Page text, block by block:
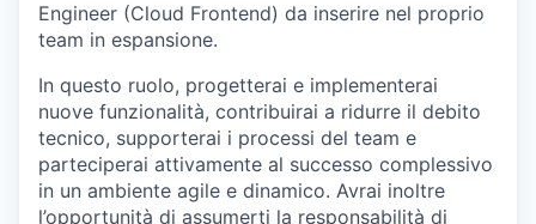
Engineer (Cloud Frontend) da inserire nel proprio
team in espansione.
In questo ruolo, progetterai e implementerai
nuove funzionalità, contribuirai a ridurre il debito
tecnico, supporterai i processi del team e
parteciperai attivamente al successo complessivo
in un ambiente agile e dinamico. Avrai inoltre
l’opportunità di assumerti la responsabilità di